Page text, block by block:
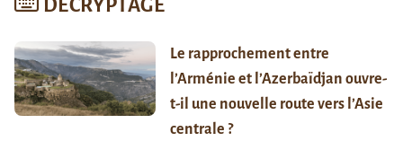
DÉCRYPTAGE
Le rapprochement entre
l’Arménie et l’Azerbaïdjan ouvre-
t-il une nouvelle route vers l’Asie
centrale ?